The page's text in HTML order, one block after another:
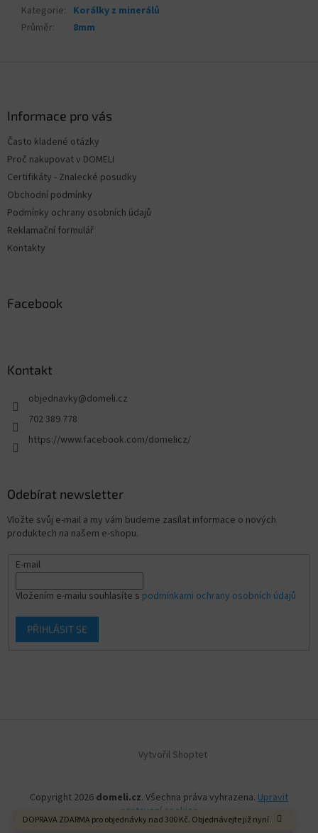
DOPRAVA ZDARMA pro objednávky nad 300 Kč. Objednávejte již nyní.
Kategorie: Korálky z minerálů
Průměr: 8mm
Informace pro vás
Často kladené otázky
Proč nakupovat v DOMELI
Certifikáty - Znalecké posudky
Obchodní podmínky
Podmínky ochrany osobních údajů
Reklamační formulář
Kontakty
Facebook
Kontakt
objednavky@domeli.cz
702 389 778
https://www.facebook.com/domelicz/
Odebírat newsletter
Vložte svůj e-mail a my vám budeme zasílat informace o nových
produktech na našem e-shopu.
E-mail
Vložením e-mailu souhlasíte s podmínkami ochrany osobních údajů
PŘIHLÁSIT SE
Vytvořil Shoptet
Copyright 2026 domeli.cz. Všechna práva vyhrazena. Upravit
nastavení cookies